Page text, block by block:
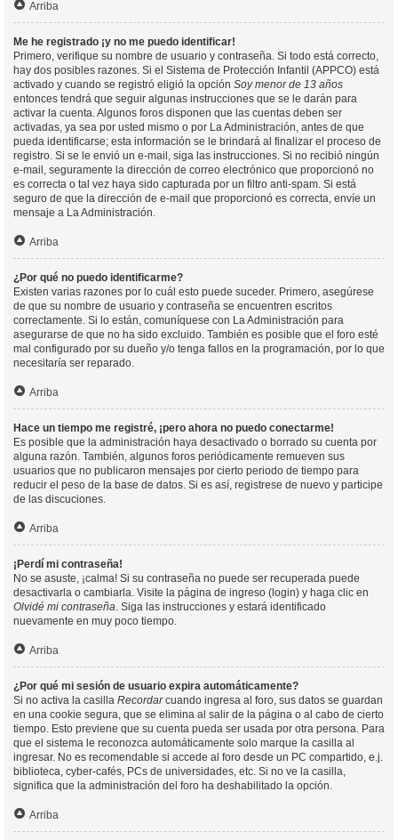
Arriba
Me he registrado ¡y no me puedo identificar!
Primero, verifique su nombre de usuario y contraseña. Si todo está correcto,
hay dos posibles razones. Si el Sistema de Protección Infantil (APPCO) está
activado y cuando se registró eligió la opción Soy menor de 13 años
entonces tendrá que seguir algunas instrucciones que se le darán para
activar la cuenta. Algunos foros disponen que las cuentas deben ser
activadas, ya sea por usted mismo o por La Administración, antes de que
pueda identificarse; esta información se le brindará al finalizar el proceso de
registro. Si se le envió un e-mail, siga las instrucciones. Si no recibió ningún
e-mail, seguramente la dirección de correo electrónico que proporcionó no
es correcta o tal vez haya sido capturada por un filtro anti-spam. Si está
seguro de que la dirección de e-mail que proporcionó es correcta, envíe un
mensaje a La Administración.
Arriba
¿Por qué no puedo identificarme?
Existen varias razones por lo cuál esto puede suceder. Primero, asegúrese
de que su nombre de usuario y contraseña se encuentren escritos
correctamente. Si lo están, comuníquese con La Administración para
asegurarse de que no ha sido excluido. También es posible que el foro esté
mal configurado por su dueño y/o tenga fallos en la programación, por lo que
necesitaría ser reparado.
Arriba
Hace un tiempo me registré, ¡pero ahora no puedo conectarme!
Es posible que la administración haya desactivado o borrado su cuenta por
alguna razón. También, algunos foros periódicamente remueven sus
usuarios que no publicaron mensajes por cierto periodo de tiempo para
reducir el peso de la base de datos. Si es así, registrese de nuevo y participe
de las discuciones.
Arriba
¡Perdí mi contraseña!
No se asuste, ¡calma! Si su contraseña no puede ser recuperada puede
desactivarla o cambiarla. Visite la página de ingreso (login) y haga clic en
Olvidé mi contraseña. Siga las instrucciones y estará identificado
nuevamente en muy poco tiempo.
Arriba
¿Por qué mi sesión de usuario expira automáticamente?
Si no activa la casilla Recordarcuando ingresa al foro, sus datos se guardan
en una cookie segura, que se elimina al salir de la página o al cabo de cierto
tiempo. Esto previene que su cuenta pueda ser usada por otra persona. Para
que el sistema le reconozca automáticamente solo marque la casilla al
ingresar. No es recomendable si accede al foro desde un PC compartido, e.j.
biblioteca, cyber-cafés, PCs de universidades, etc. Si no ve la casilla,
significa que la administración del foro ha deshabilitado la opción.
Arriba